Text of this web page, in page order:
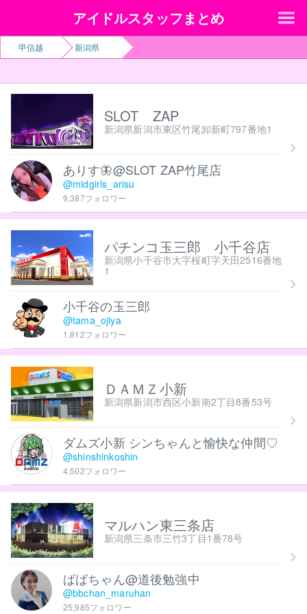
アイドルスタッフまとめ
甲信越 新潟県
SLOT ZAP
新潟県新潟市東区竹尾卸新町797番地1
ありす🦋@SLOT ZAP竹尾店
@midgirls_arisu
9,387フォロワー
パチンコ玉三郎 小千谷店
新潟県小千谷市大字桜町字天田2516番地
1
小千谷の玉三郎
@tama_ojiya
1,812フォロワー
ＤＡＭＺ小新
新潟県新潟市西区小新南2丁目8番53号
ダムズ小新 シンちゃんと愉快な仲間♡
@shinshinkoshin
4,502フォロワー
マルハン東三条店
新潟県三条市三竹3丁目1番78号
ばばちゃん@道後勉強中
@bbchan_maruhan
25,985フォロワー